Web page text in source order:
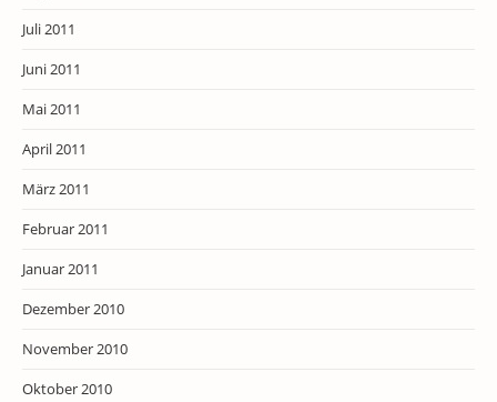
Juli 2011
Juni 2011
Mai 2011
April 2011
März 2011
Februar 2011
Januar 2011
Dezember 2010
November 2010
Oktober 2010